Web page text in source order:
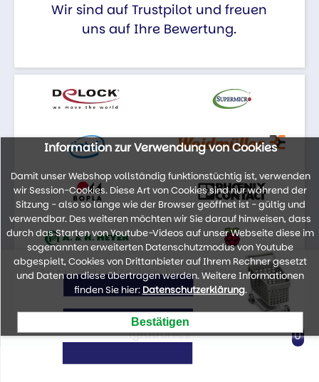
Wir sind auf Trustpilot und freuen
uns auf Ihre Bewertung.
Auszug der Marken unseres Portfolios
lyratronics
Information zur Verwendung von Cookies
Damit unser Webshop vollständig funktionstüchtig ist, verwenden
wir Session-Cookies. Diese Art von Cookies sind nur während der
Sitzung - also so lange wie der Browser geöffnet ist - gültig und
verwendbar. Des weiteren möchten wir Sie darauf hinweisen, dass
durch das Starten von Youtube-Videos auf unser Webseite diese im
sogenannten erweiterten Datenschutzmodus von Youtube
abgespielt, Cookies von Drittanbieter auf Ihrem Rechner gesetzt
und Daten an diese übertragen werden. Weitere Informationen
finden Sie hier: Datenschutzerklärung.
0